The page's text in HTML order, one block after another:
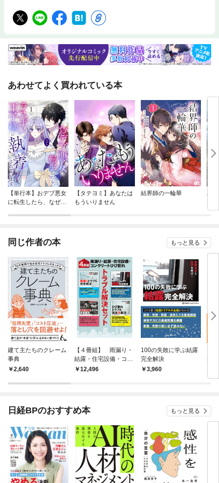
あわせてよく買われている本
【単行本】おデブ悪女
に転生したら、なぜか
【タテヨミ】あなたは
もういりません
結界師の一輪華
バ
今
同じ作者の本 もっと見る
建て主たちのクレーム
事典
2,640
【４冊組】 雨漏り・
結露・住宅設備・コン
クリートひび割れ ト
12,496
100の失敗に学ぶ結露
完全解決
3,960
ホ
宅
日経BPのおすすめ本 もっと見る